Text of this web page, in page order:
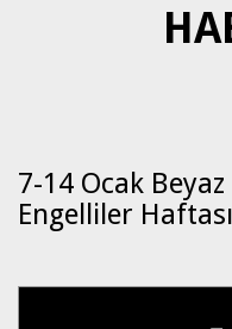
7-14 Ocak
Engelliler Haftası